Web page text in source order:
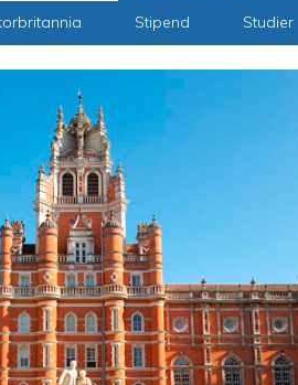
Stipend Studier